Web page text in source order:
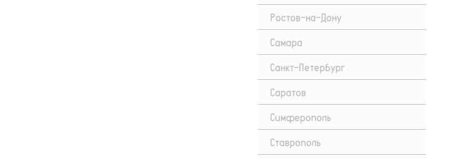
Ростов-на-Дону
Самара
Санкт-Петербург
Саратов
Симферополь
Ставрополь